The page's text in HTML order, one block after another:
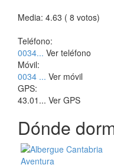
Media: 4.63 ( 8 votos)
Teléfono:
0034... Ver teléfono
Móvil:
0034 ... Ver móvil
GPS:
43.01... Ver GPS
Dónde